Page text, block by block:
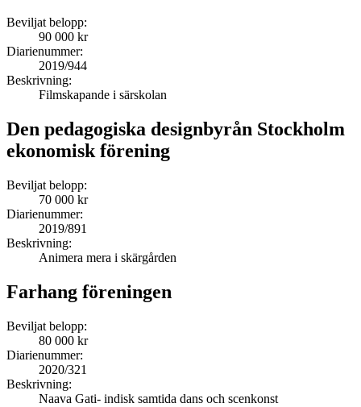
Beviljat belopp:
90 000 kr
Diarienummer:
2019/944
Beskrivning:
Filmskapande i särskolan
Den pedagogiska designbyrån Stockholm
ekonomisk förening
Beviljat belopp:
70 000 kr
Diarienummer:
2019/891
Beskrivning:
Animera mera i skärgården
Farhang föreningen
Beviljat belopp:
80 000 kr
Diarienummer:
2020/321
Beskrivning:
Naava Gati- indisk samtida dans och scenkonst